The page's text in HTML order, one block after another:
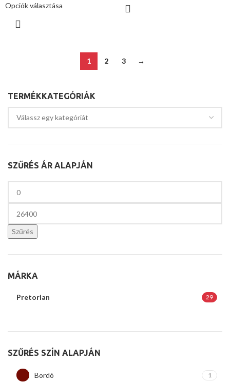
TERMÉKKATEGÓRIÁK
SZŰRÉS ÁR ALAPJÁN
Szűrés
MÁRKA
Pretorian 29
SZŰRÉS SZÍN ALAPJÁN
Bordó 1
Opciók választása
1 2 3 →